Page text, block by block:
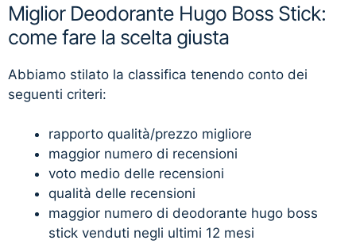
Miglior Deodorante Hugo Boss Stick:
come fare la scelta giusta
Abbiamo stilato la classifica tenendo conto dei
seguenti criteri:
rapporto qualità/prezzo migliore
maggior numero di recensioni
voto medio delle recensioni
qualità delle recensioni
maggior numero di deodorante hugo boss
stick venduti negli ultimi 12 mesi